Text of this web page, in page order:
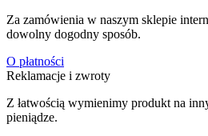
Za zamówienia w naszym sklepie
dowolny dogodny sposób.
O płatności
Reklamacje i zwroty
Z łatwością wymienimy produkt na
pieniądze.